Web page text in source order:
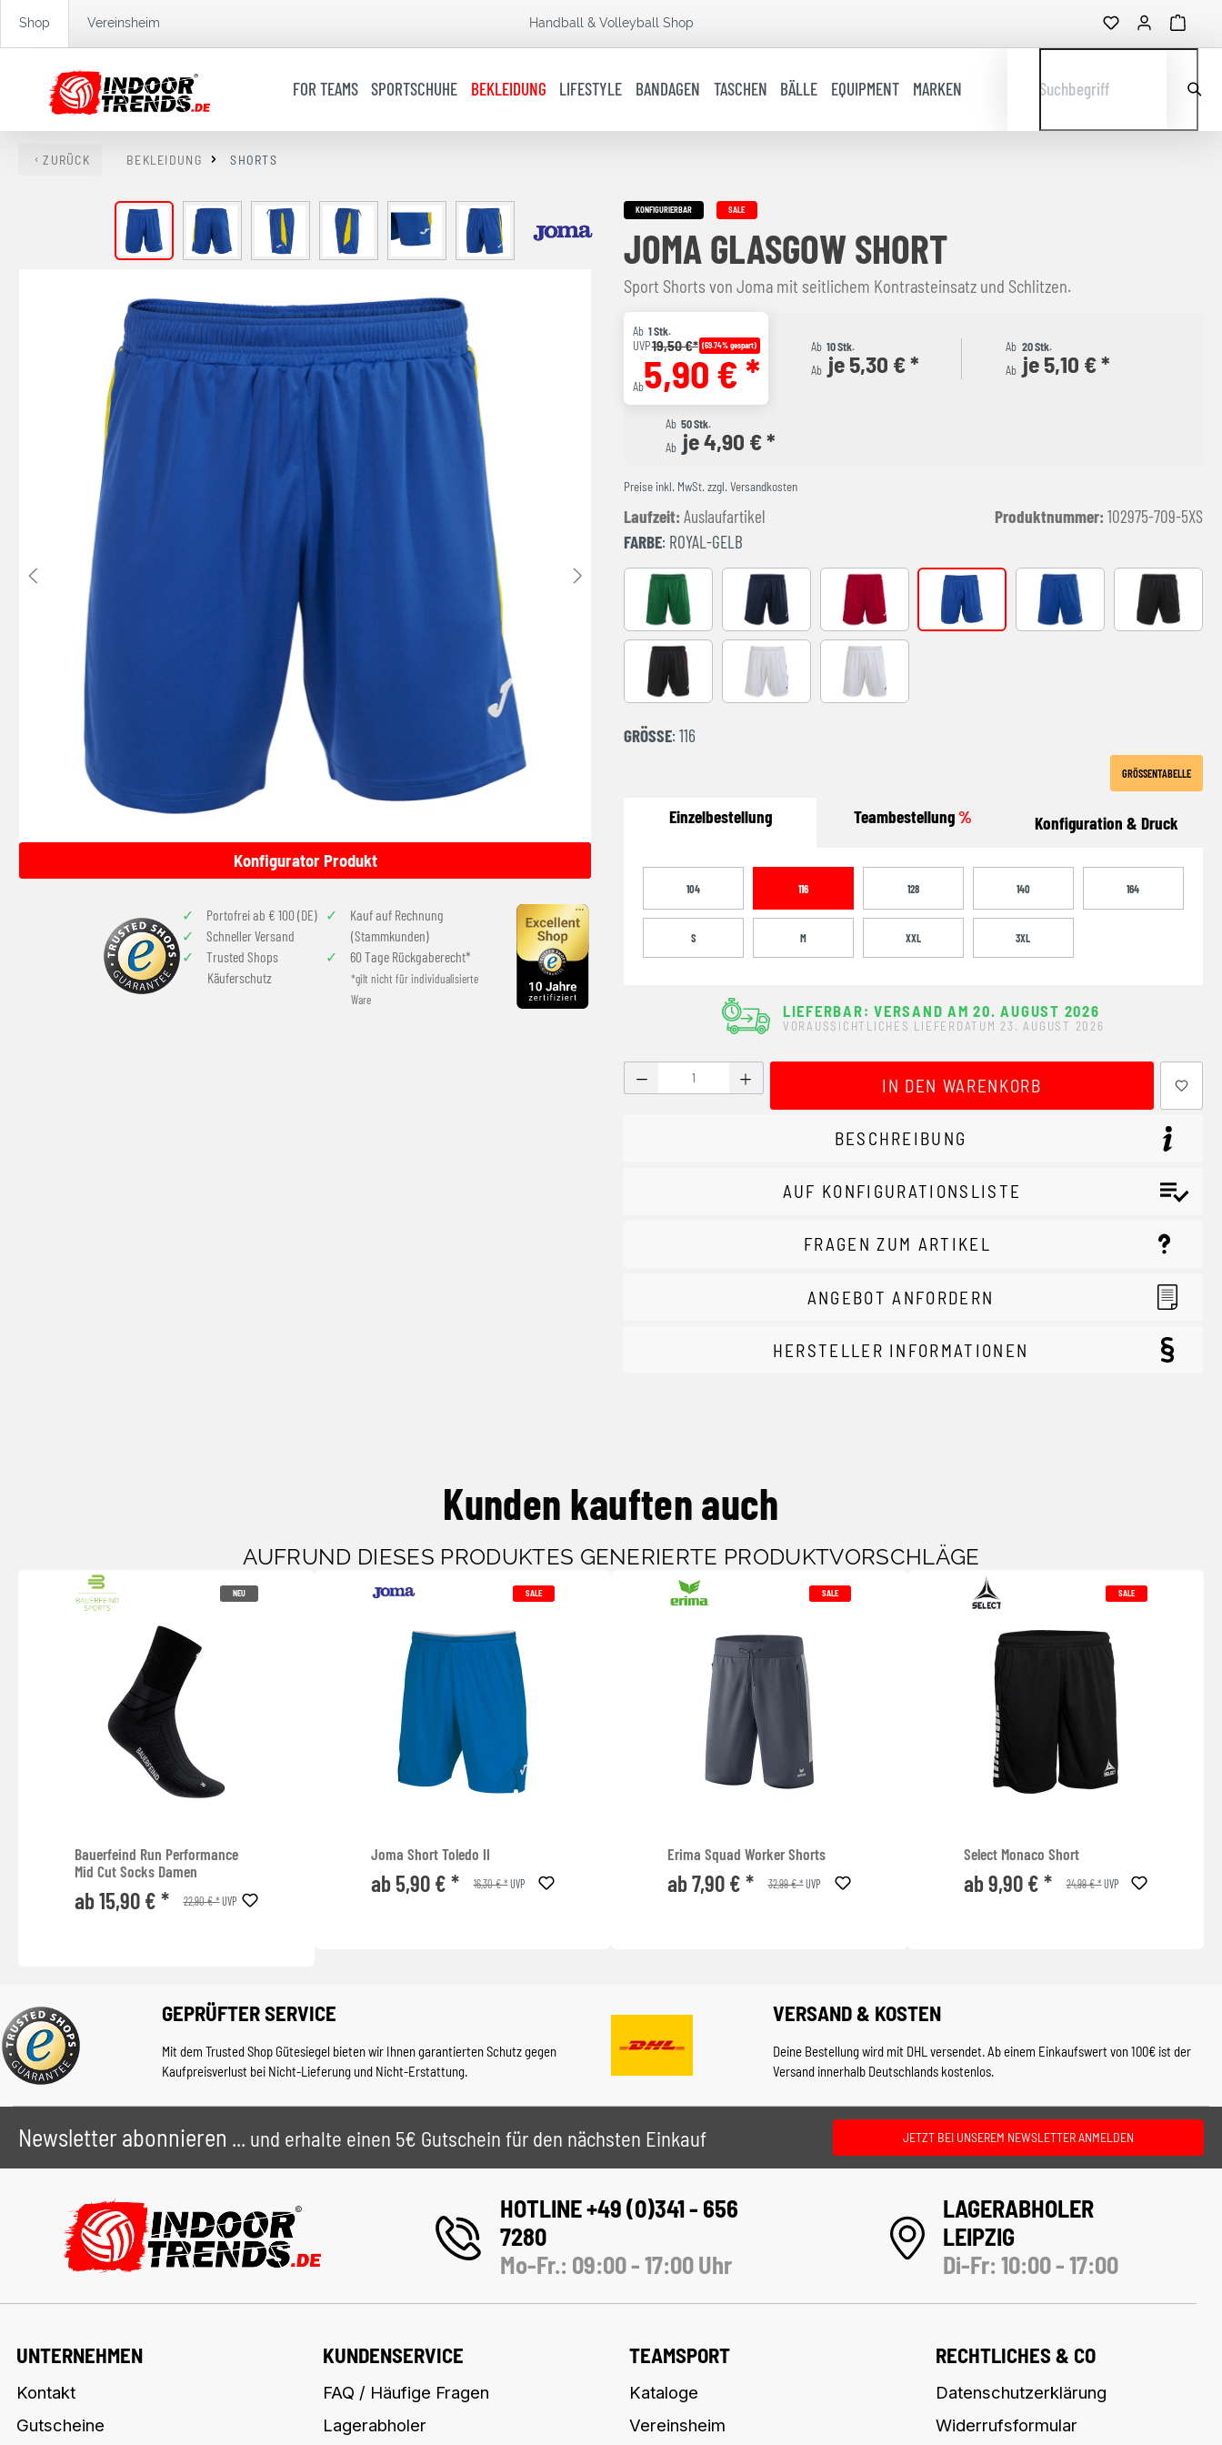
Zur Hauptnavigation springen
Shop Vereinsheim Handball & Volleyball Shop
FOR TEAMS SPORTSCHUHE BEKLEIDUNG LIFESTYLE BANDAGEN TASCHEN BÄLLE EQUIPMENT MARKEN Suchbegriff
ZURÜCK BEKLEIDUNG SHORTS
Bildergalerie überspringen
Konfigurator Produkt
Portofrei ab € 100 (DE)
Schneller Versand
Trusted Shops
Käuferschutz
Kauf auf Rechnung
(Stammkunden)
60 Tage Rückgaberecht*
*gilt nicht für individualisierte
Ware
KONFIGURIERBAR SALE
JOMA GLASGOW SHORT
Sport Shorts von Joma mit seitlichem Kontrasteinsatz und Schlitzen.
Ab 1 Stk.
UVP19,50 €* (69.74% gespart)
Ab5,90 € *
Ab 10 Stk.
Ab je 5,30 € *
Ab 20 Stk.
Ab je 5,10 € *
Ab 50 Stk.
Ab je 4,90 € *
Preise inkl. MwSt. zzgl. Versandkosten
Laufzeit: Auslaufartikel Produktnummer: 102975-709-5XS
FARBE: ROYAL-GELB
GRÜN-WEISS NAVY-WEIß ROT-WEISS ROYAL-GELB ROYAL-WEIß SCHWARZ-
SCHWARZ-ROT WEISS-ROT WEIß-ROYAL
GRÖSSE : 116
GRÖSSENTABELLE
Einzelbestellung Teambestellung% Konfiguration & Druck
104 116 128 140 164
S M XXL 3XL
LIEFERBAR: VERSAND AM 20. AUGUST 2026
VORAUSSICHTLICHES LIEFERDATUM 23. AUGUST 2026
Produkt Anzahl: Gib den gewünschten Wert ein oder benutze die Schaltflächen
IN DEN WARENKORB
BESCHREIBUNG
AUF KONFIGURATIONSLISTE
FRAGEN ZUM ARTIKEL
ANGEBOT ANFORDERN
HERSTELLER INFORMATIONEN
Kunden kauften auch
AUFRUND DIESES PRODUKTES GENERIERTE PRODUKTVORSCHLÄGE
NEU
Bauerfeind Run Performance
Mid Cut Socks Damen
ab 15,90 € * 22,90 € *UVP
SALE
Joma Short Toledo II
ab 5,90 € * 16,30 € *UVP
SALE
Erima Squad Worker Shorts
ab 7,90 € * 32,99 € *UVP
SALE
Select Monaco Short
ab 9,90 € * 24,99 € *UVP
GEPRÜFTER SERVICE
Mit dem Trusted Shop Gütesiegel bieten wir Ihnen garantierten Schutz gegen
Kaufpreisverlust bei Nicht-Lieferung und Nicht-Erstattung.
VERSAND & KOSTEN
Deine Bestellung wird mit DHL versendet. Ab einem Einkaufswert von 100€ ist der
Versand innerhalb Deutschlands kostenlos.
Newsletter abonnieren ... und erhalte einen 5€ Gutschein für den nächsten Einkauf JETZT BEI UNSEREM NEWSLETTER ANMELDEN
HOTLINE +49 (0)341 - 656
7280
Mo-Fr.: 09:00 - 17:00 Uhr
LAGERABHOLER
LEIPZIG
Di-Fr: 10:00 - 17:00
UNTERNEHMEN
Kontakt
Gutscheine
KUNDENSERVICE
FAQ / Häufige Fragen
Lagerabholer
TEAMSPORT
Kataloge
Vereinsheim
RECHTLICHES & CO
Datenschutzerklärung
Widerrufsformular